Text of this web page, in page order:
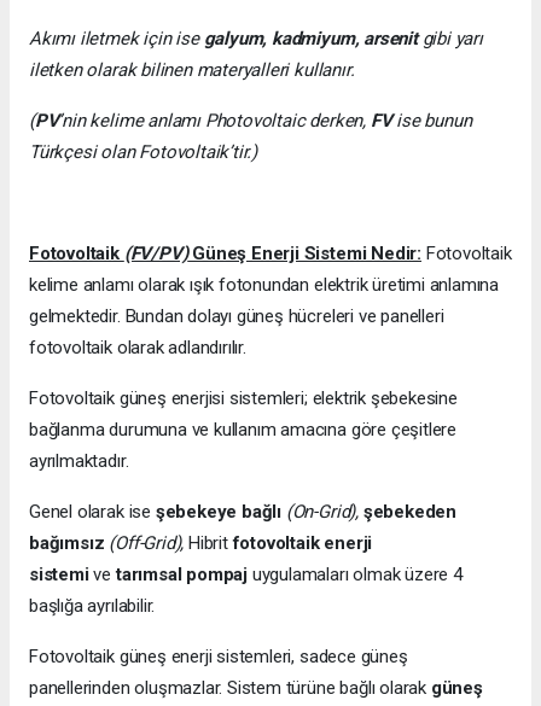
Akımı iletmek için ise galyum, kadmiyum, arsenitgibi yarı
iletken olarak bilinen materyalleri kullanır.
(PV’nin kelime anlamı Photovoltaic derken, FVise bunun
Türkçesi olan Fotovoltaik’tir.)
Fotovoltaik (FV/PV)Güneş Enerji Sistemi Nedir: Fotovoltaik
kelime anlamı olarak ışık fotonundan elektrik üretimi anlamına
gelmektedir. Bundan dolayı güneş hücreleri ve panelleri
fotovoltaik olarak adlandırılır.
Fotovoltaik güneş enerjisi sistemleri; elektrik şebekesine
bağlanma durumuna ve kullanım amacına göre çeşitlere
ayrılmaktadır.
Genel olarak ise şebekeye bağlı (On-Grid), şebekeden
bağımsız (Off-Grid), Hibritfotovoltaik enerji
sistemivetarımsal pompaj uygulamaları olmak üzere 4
başlığa ayrılabilir.
Fotovoltaik güneş enerji sistemleri, sadece güneş
panellerinden oluşmazlar. Sistem türüne bağlı olarak güneş